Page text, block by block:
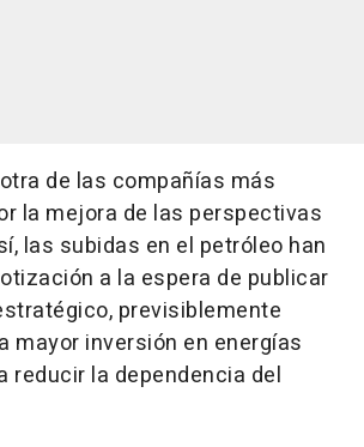
de las compañías más
la mejora de las perspectivas
las subidas en el petróleo han
a la espera de publicar
previsiblemente
mayor inversión en energías
reducir la dependencia del